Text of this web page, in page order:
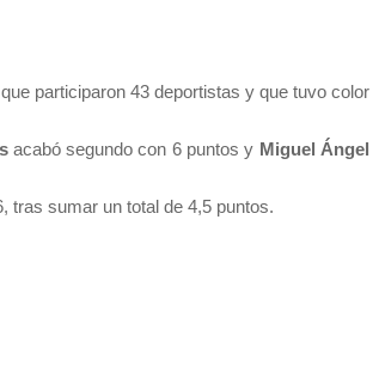
participaron 43 deportistas y que tuvo color
acabó segundo con 6 puntos y Miguel Ángel
tras sumar un total de 4,5 puntos.